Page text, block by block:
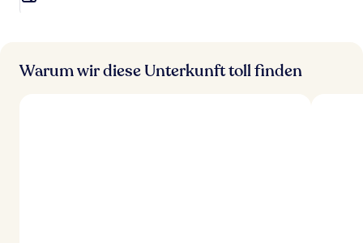
Warum wir diese Unterkunft toll finden